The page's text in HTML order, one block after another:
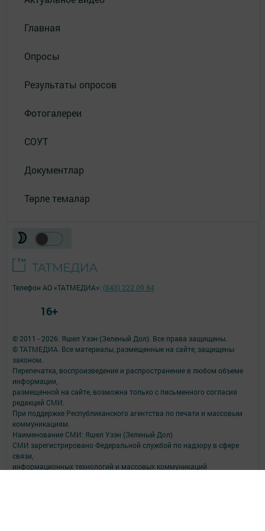
Главная
Опросы
Результаты опросов
Фотогалереи
СОУТ
Документлар
Төрле темалар
© 2011 - 2026. Яшел Узэн (Зеленый Дол). Все права защищены.
© ТАТМЕДИА. Все материалы, размещенные на сайте, защищены
законом.
Перепечатка, воспроизведение и распространение в любом объеме
информации,
размещенной на сайте, возможна только с письменного согласия
редакций СМИ.
При поддержке Республиканского агентства по печати и массовым
коммуникациям.
Наименование СМИ: Яшел Узэн (Зеленый Дол)
СМИ зарегистрировано Федеральной службой по надзору в сфере
связи,
информационных технологий и массовых коммуникаций
Телефон АО «ТАТМЕДИА»: (843) 222 09 84
16+